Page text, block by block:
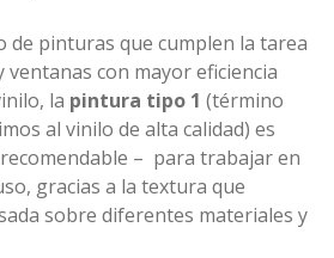
de pinturas que cumplen la tarea
con mayor eficiencia
la pintura tipo 1 (término
al vinilo de alta calidad) es
– para trabajar en
gracias a la textura que
sobre diferentes materiales y